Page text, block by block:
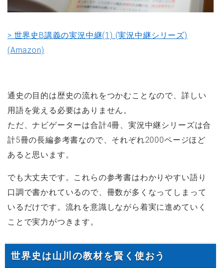
> 世界史B講義の実況中継(1) (実況中継シリーズ)
(Amazon)
通史の目的は歴史の流れをつかむことなので、詳しい
用語を覚える必要はありません。
ただ、ナビゲーターは合計4冊、実況中継シリーズは合
計5冊の長編参考書なので、それぞれ2000ページほど
あると思います。
でも大丈夫です。これらの参考書はわかりやすい語り
口調で書かれているので、冊数が多くなってしまって
いるだけです。流れを意識しながら着実に進めていく
ことで実力がつきます。
世界史は山川の教材を賢く使おう